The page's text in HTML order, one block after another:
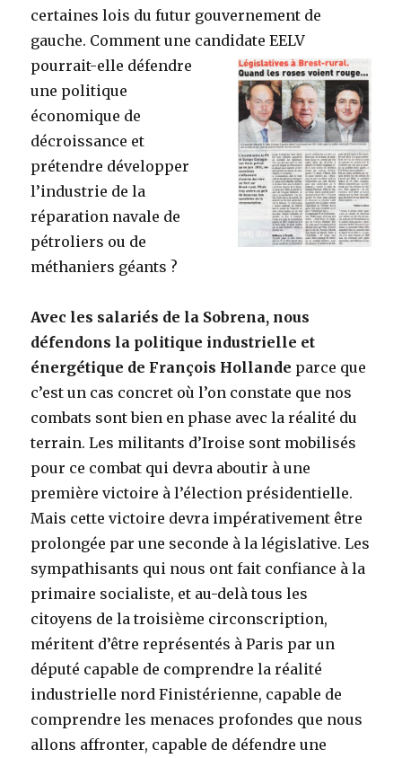
certaines lois du futur gouvernement de
gauche. Comment une candidate EELV
pourrait-elle défendre
une politique
économique de
décroissance et
prétendre développer
l’industrie de la
réparation navale de
pétroliers ou de
méthaniers géants ?
Avec les salariés de la Sobrena, nous
défendons la politique industrielle et
énergétique de François Hollande parce que
c’est un cas concret où l’on constate que nos
combats sont bien en phase avec la réalité du
terrain. Les militants d’Iroise sont mobilisés
pour ce combat qui devra aboutir à une
première victoire à l’élection présidentielle.
Mais cette victoire devra impérativement être
prolongée par une seconde à la législative. Les
sympathisants qui nous ont fait confiance à la
primaire socialiste, et au-delà tous les
citoyens de la troisième circonscription,
méritent d’être représentés à Paris par un
député capable de comprendre la réalité
industrielle nord Finistérienne, capable de
comprendre les menaces profondes que nous
allons affronter, capable de défendre une